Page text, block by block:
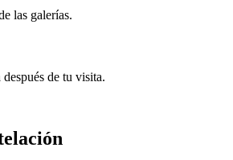
las galerías.
de tu visita.